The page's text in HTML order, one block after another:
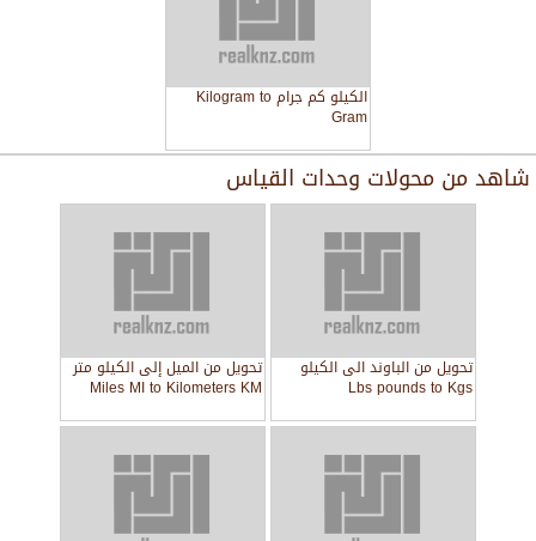
الكيلو كم جرام Kilogram to
Gram
شاهد من محولات وحدات القياس
تحويل من الباوند الى الكيلو
Lbs pounds to Kgs
تحويل من الميل إلى الكيلو متر
Miles MI to Kilometers KM